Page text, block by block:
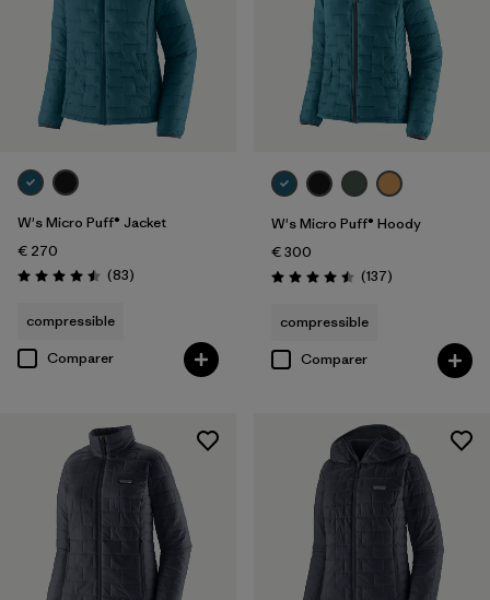
Filtrer par
Couleur
Filtrer par
Filtrer par
Caractéristiques
Filtrer par
Tissu
Filtrer par
Indice de chaleur
W's Micro Puff® Jacket
€ 270
Évaluation: 4.5 / 5
(83Avis
)
compressible
Comparer
W's Micro Puff® Hoody
€ 300
Évaluation: 4.5 / 5
(137Avis
)
compressible
Comparer